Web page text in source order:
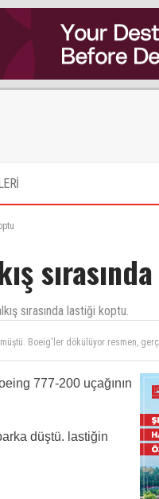
sırasında lastiği koptu.
777-200 uçağının
düştü. lastiğin